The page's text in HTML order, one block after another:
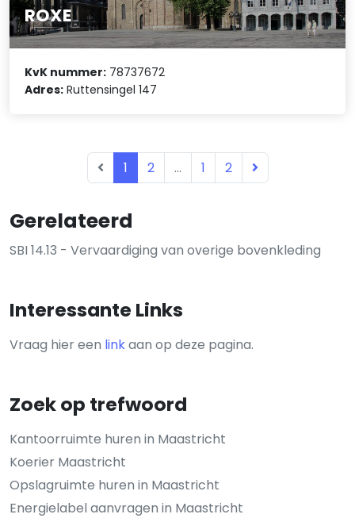
Gerelateerd
SBI 14.13 - Vervaardiging van overige bovenkleding
Interessante Links
Vraag hier een linkaan op deze pagina.
Zoek op trefwoord
Kantoorruimte huren in Maastricht
Koerier Maastricht
Opslagruimte huren in Maastricht
Energielabel aanvragen in Maastricht
ROXE
KvK nummer: 78737672
Adres: Ruttensingel 147
1 2 ... 1 2